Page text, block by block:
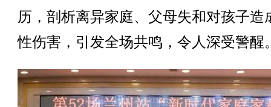
历，剖析离异家庭、父母失和对孩子造
性伤害，引发全场共鸣，令人深受警醒